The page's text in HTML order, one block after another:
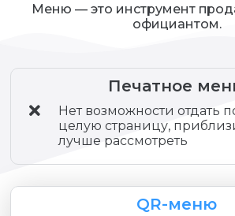
Меню — это инструмент
официантом.
Печатное
Нет возможности отдать
целую страницу,
лучше рассмотреть
QR-меню